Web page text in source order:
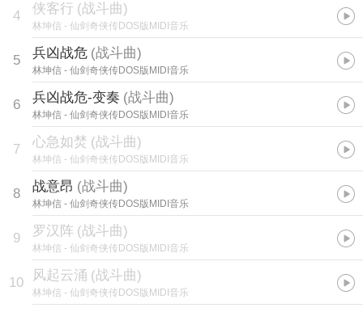
4 侠客行 (战斗曲)
林坤信 - 仙剑奇侠传DOS版MIDI音乐
5 兵凶战危 (战斗曲)
林坤信 - 仙剑奇侠传DOS版MIDI音乐
6 兵凶战危-变奏 (战斗曲)
林坤信 - 仙剑奇侠传DOS版MIDI音乐
7 心急如焚 (战斗曲)
林坤信 - 仙剑奇侠传DOS版MIDI音乐
8 战意昂 (战斗曲)
林坤信 - 仙剑奇侠传DOS版MIDI音乐
9 罗汉阵 (战斗曲)
林坤信 - 仙剑奇侠传DOS版MIDI音乐
10 风起云涌 (战斗曲)
林坤信 - 仙剑奇侠传DOS版MIDI音乐